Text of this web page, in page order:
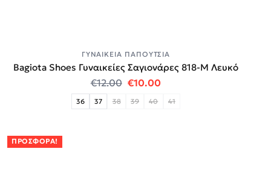
ΓΥΝΑΙΚΕΊΑ ΠΑΠΟΎΤΣΙΑ
Bagiota Shoes Γυναικείες Σαγιονάρες 818-Μ Λευκό
€12.00 Original price was: €12.00.
€10.00Η τρέχουσα τιμή
36 37 38 39 40 41
ΠΡΟΣΦΟΡΆ!